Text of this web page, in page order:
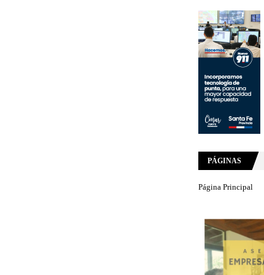
PÁGINAS
Página Principal